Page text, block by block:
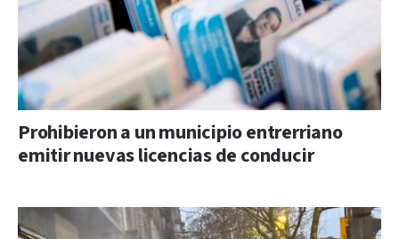
Prohibieron a un municipio entrerriano
emitir nuevas licencias de conducir